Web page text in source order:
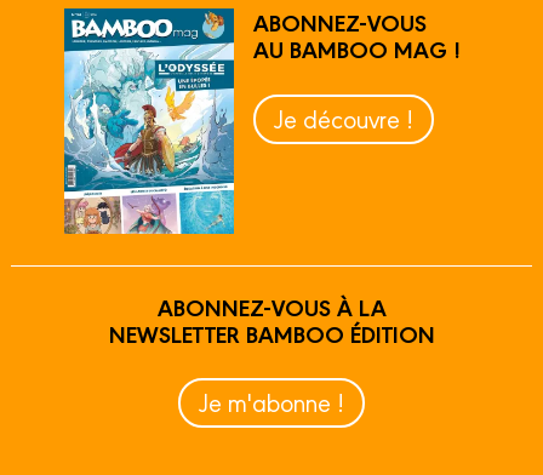
ABONNEZ-VOUS
AU BAMBOO MAG !
Je découvre !
ABONNEZ-VOUS À LA
NEWSLETTER BAMBOO ÉDITION
Je m'abonne !